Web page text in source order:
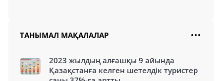
ТАНЫМАЛ МАҚАЛАЛАР
2023 жылдың алғашқы 9 айында
Қазақстанға келген шетелдік туристер